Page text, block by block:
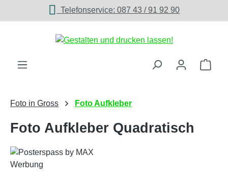
Zum Hauptinhalt springenTelefonservice: 087 43 / 91 92 90
Foto in Gross Foto Aufkleber
Foto Aufkleber Quadratisch